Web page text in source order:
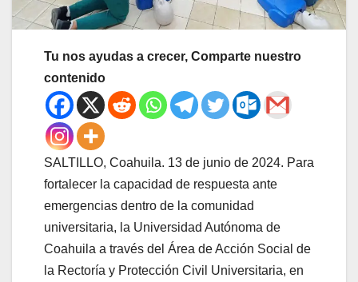
Tu nos ayudas a crecer, Comparte nuestro
contenido
SALTILLO, Coahuila. 13 de junio de 2024. Para
fortalecer la capacidad de respuesta ante
emergencias dentro de la comunidad
universitaria, la Universidad Autónoma de
Coahuila a través del Área de Acción Social de
la Rectoría y Protección Civil Universitaria, en